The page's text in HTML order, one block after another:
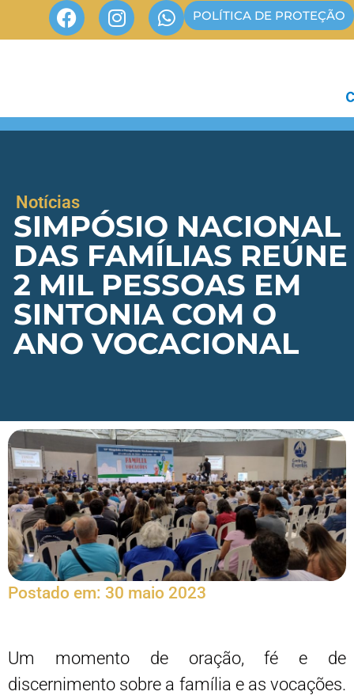
POLÍTICA DE PROTEÇÃO
Notícias
SIMPÓSIO NACIONAL
DAS FAMÍLIAS REÚNE
2 MIL PESSOAS EM
SINTONIA COM O
ANO VOCACIONAL
Postado em: 30 maio 2023
Um momento de oração, fé e de
discernimento sobre a família e as vocações.